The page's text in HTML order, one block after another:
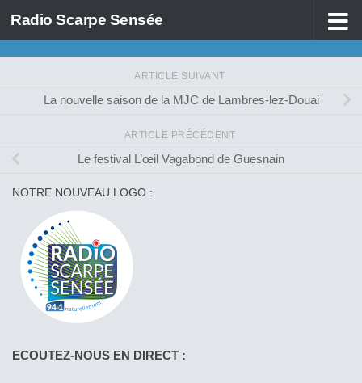
Skip to content
Radio Scarpe Sensée
ARTICLE SUIVANT
La nouvelle saison de la MJC de Lambres-lez-Douai
ARTICLE PRÉCÉDENT
Le festival L’œil Vagabond de Guesnain
NOTRE NOUVEAU LOGO :
ECOUTEZ-NOUS EN DIRECT :